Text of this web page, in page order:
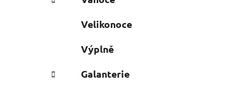
Velikonoce
Výplně
Galanterie